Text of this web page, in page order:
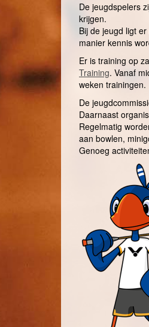
De jeugdspelers
krijgen.
Bij de jeugd ligt
manier kennis
Er is training op
Training. Vanaf
weken trainingen.
De
Daarnaast
Regelmatig
aan bowlen,
Genoeg